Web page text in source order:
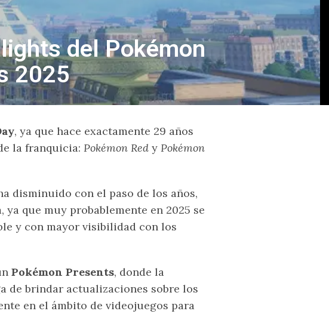
del Pokémon
2025
, ya que hace exactamente 29 años
la franquicia: Pokémon Red y Pokémon
disminuido con el paso de los años,
que muy probablemente en 2025 se
y con mayor visibilidad con los
Pokémon Presents, donde la
de brindar actualizaciones sobre los
en el ámbito de videojuegos para